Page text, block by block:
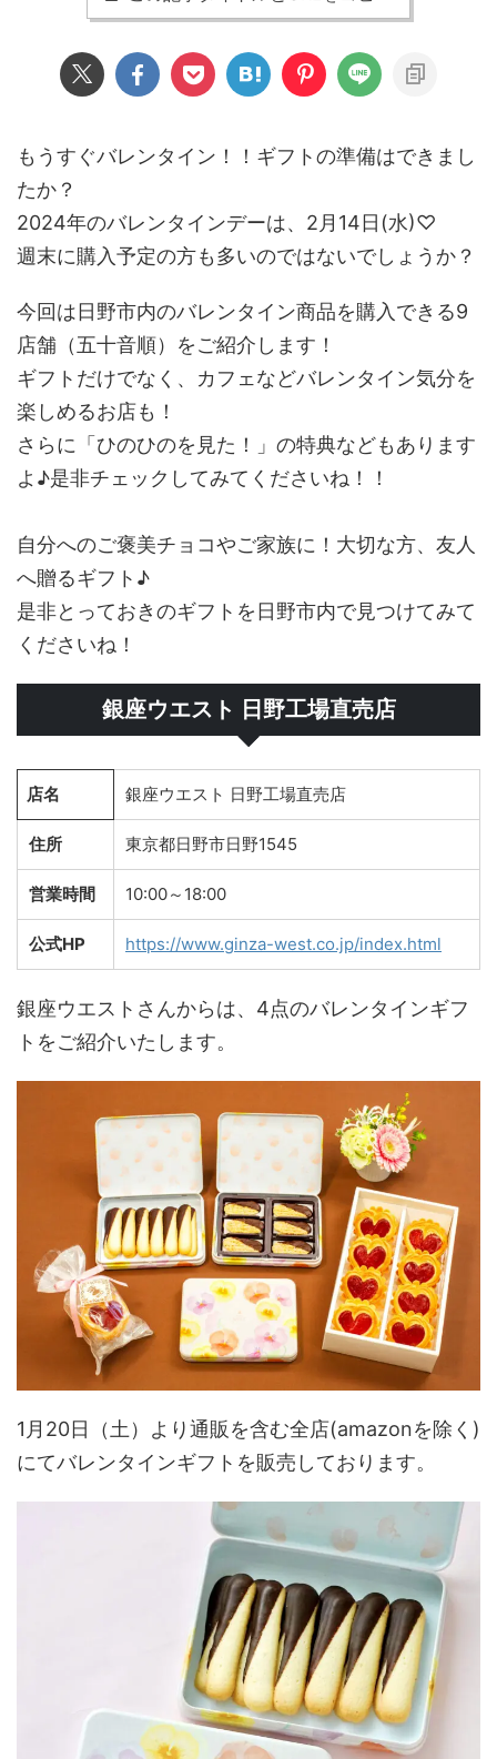
もうすぐバレンタイン！！ギフトの準備はできまし
たか？
2024年のバレンタインデーは、2月14日(水)♡
週末に購入予定の方も多いのではないでしょうか？
今回は日野市内のバレンタイン商品を購入できる9
店舗（五十音順）をご紹介します！
ギフトだけでなく、カフェなどバレンタイン気分を
楽しめるお店も！
さらに「ひのひのを見た！」の特典などもあります
よ♪是非チェックしてみてくださいね！！
自分へのご褒美チョコやご家族に！大切な方、友人
へ贈るギフト♪
是非とっておきのギフトを日野市内で見つけてみて
くださいね！
銀座ウエスト 日野工場直売店
店名 銀座ウエスト 日野工場直売店
住所 東京都日野市日野1545
営業時間 10:00～18:00
公式HP https://www.ginza-west.co.jp/index.html
銀座ウエストさんからは、4点のバレンタインギフ
トをご紹介いたします。
1月20日（土）より通販を含む全店(amazonを除く)
にてバレンタインギフトを販売しております。